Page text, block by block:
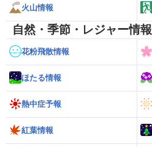
火山情報
自然・季節・レジャー情報
花粉飛散情報
ほたる情報
熱中症予報
紅葉情報